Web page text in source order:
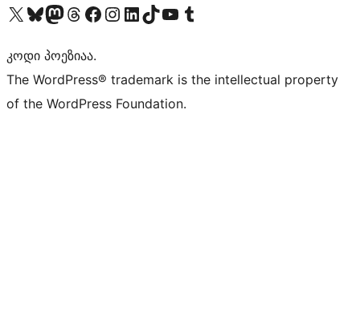
Visit our X (formerly Twitter) account
Visit our Bluesky account
Visit our Mastodon account
Visit our Threads account
Visit our Facebook page
Visit our Instagram account
Visit our LinkedIn account
Visit our TikTok account
Visit our YouTube channel
Visit our Tumblr account
კოდი პოეზიაა.
The WordPress® trademark is the intellectual property
of the WordPress Foundation.